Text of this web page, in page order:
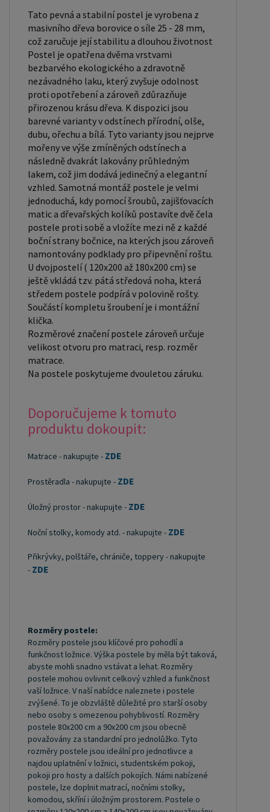
pro jednotlivce a najdou uplatnění v ložnici,
studentském pokoji, pokoji pro hosty a dalších
pokojích. Námi nabízené postele, lze doplnit
matrací, nočními stolky, komodou, skříní i úložným
prostorem. Postele o rozměru 120x200 cm a
140x200 cm jsou považovány za velmi komfortní
jednolůžka. Tento rozměr postele je ideální pro
jednotlivce, kteří hledají více prostoru než
standardní jednolůžko nabízí. Rozměry postele
160x200 cm a 180x200 cm jsou považovány za
standardní pro dvoulůžkovou postel. Před
nákupem postele se ujistěte, že máte dostatek
místa ve své ložnici. Materiál postele: Masiv
borovice je typ dřeva, který je známý svou dobrou
pevností a dlouhou trvanlivostí. Borovicové dřevo
se řadí mezi měkké dřeviny. Je o malinko tvrdší
než masivní smrk, ale lépe se opracovává.
Borovicové dřevo vyniká krásnou barvou a
okouzlující kresbou. Má světlou barvu, která díky
obsahu jádra místy přechází až do oranžovo
hnědého nebo načervenalého odstínu. Tento
materiál je často používán v nábytkářství,
například pro výrobu postelí nebo knihoven.
přírodní vzhled a trvanlivost. Typ postele: Klasická
postel je typ postele, který se skládá ze tří
postele může být vyroben z různých materiálů,
včetně dřeva, kovu nebo laminátu. Do rámu se
být vyrobena z různých materiálů, včetně pěny,
latexu nebo pružin. Matrace: Velikost matrace by
dělí podle materiálu výroby na matrace z PUR
pěny, matrace z HR pěny, matrace z líné pěny,
antibakteriální matrace. Matrace mohou být
měkké, středně tvrdé (H2, H3), tvrdé nebo velmi
tvrdé (H4). Tvrdost matrace je důležitý faktor,
který ovlivňuje pohodlí a podporu, kterou matrace
poskytuje. Při výběru matrace je důležité zvážit
několik faktorů, včetně vaší preferované polohy
spánku, vaší tělesné hmotnosti a jakékoliv
zdravotní problémy, které můžete mít. Laťkový
rošt ZDARMA: Laťkový rošt je ideální volbou pro ty,
kteří hledají kvalitní, pohodlný a cenově dostupný
podklad pod matraci. Laťkový rošt se skládá z
dřevěných lišt, které jsou spojeny textilií. Rošt
Tato pevná a stabilní postel je vyrobena z
masivního dřeva borovice o síle 25 - 28 mm,
což zaručuje její stabilitu a dlouhou životnost
Postel je opatřena dvěma vrstvami
bezbarvého ekologického a zdravotně
nezávadného laku, který zvyšuje odolnost
proti opotřebení a zároveň zdůrazňuje
přirozenou krásu dřeva. K dispozici jsou
barevné varianty v odstínech přírodní, olše,
dubu, ořechu a bílá. Tyto varianty jsou nejprve
mořeny ve výše zmíněných odstínech a
následně dvakrát lakovány průhledným
lakem, což jim dodává jedinečný a elegantní
vzhled. Samotná montáž postele je velmi
jednoduchá, kdy pomocí šroubů, zajišťovacích
matic a dřevařských kolíků postavíte dvě čela
postele proti sobě a vložíte mezi ně z každé
boční strany bočnice, na kterých jsou zároveň
namontovány podklady pro připevnění roštu.
U dvojpostelí ( 120x200 až 180x200 cm) se
ještě vkládá tzv. pátá středová noha, která
středem postele podpírá v polovině rošty.
Součástí kompletu šroubení je i montážní
klička.
Rozměrové značení postele zároveň určuje
velikost otvoru pro matraci, resp. rozměr
matrace.
Na postele poskytujeme dvouletou záruku.
Doporučujeme k tomuto
produktu dokoupit:
Matrace - nakupujte - ZDE
Prostěradla - nakupujte - ZDE
Úložný prostor - nakupujte - ZDE
Noční stolky, komody atd. - nakupujte - ZDE
Přikrývky, polštáře, chrániče, toppery - nakupujte
- ZDE
Rozměry postele:
Rozměry postele jsou klíčové pro pohodlí a
funkčnost ložnice. Výška postele by měla být taková,
abyste mohli snadno vstávat a lehat. Rozměry
postele mohou ovlivnit celkový vzhled a funkčnost
vaší ložnice. V naší nabídce naleznete i postele
zvýšené. To je obzvláště důležité pro starší osoby
nebo osoby s omezenou pohyblivostí. Rozměry
postele 80x200 cm a 90x200 cm jsou obecně
považovány za standardní pro jednolůžko. Tyto
rozměry postele jsou ideální pro jednotlivce a
najdou uplatnění v ložnici, studentském pokoji,
pokoji pro hosty a dalších pokojích. Námi nabízené
postele, lze doplnit matrací, nočními stolky,
komodou, skříní i úložným prostorem. Postele o